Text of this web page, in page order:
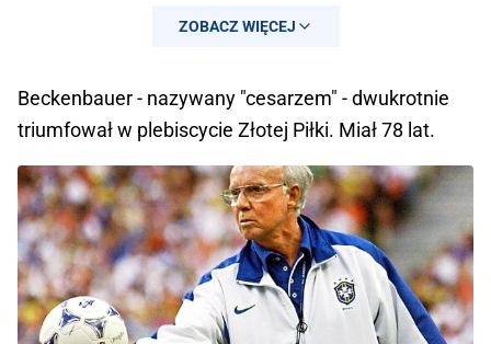
ZOBACZ WIĘCEJ
Beckenbauer - nazywany "cesarzem" - dwukrotnie
triumfował w plebiscycie Złotej Piłki. Miał 78 lat.